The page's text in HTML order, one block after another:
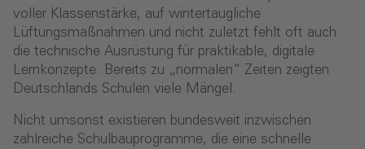
voller Klassenstärke, auf wintertaugliche
Lüftungsmaßnahmen und nicht zuletzt fehlt oft auch
die technische Ausrüstung für praktikable, digitale
Lernkonzepte. Bereits zu „normalen“ Zeiten zeigten
Deutschlands Schulen viele Mängel.
Nicht umsonst existieren bundesweit inzwischen
zahlreiche Schulbauprogramme, die eine schnelle